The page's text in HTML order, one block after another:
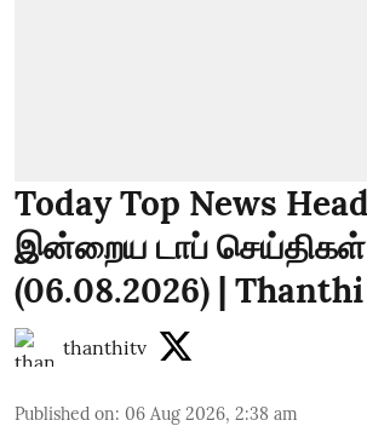
Today Top News
இன்றைய டாப் செய்திகள்
(06.08.2026) |
thanthitv
Published on: 06 Aug 2026, 2:38 am